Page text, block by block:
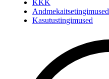
KKK
Andmekaitsetingimused
Kasutustingimused